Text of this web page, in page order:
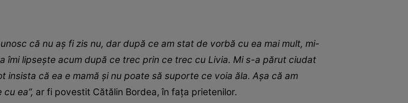
că nu aș fi zis nu, dar după ce am stat de vorbă cu ea mai mult, mi-
îmi lipsește acum după ce trec prin ce trec cu Livia. Mi s-a părut ciudat
că ea e mamă și nu poate să suporte ce voia ăla. Așa că am
ea”, ar fi povestit Cătălin Bordea, în fața prietenilor.